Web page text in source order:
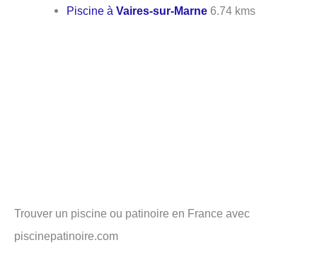
Piscine àVaires-sur-Marne 6.74 kms
Trouver un piscine ou patinoire en France avec
piscinepatinoire.com